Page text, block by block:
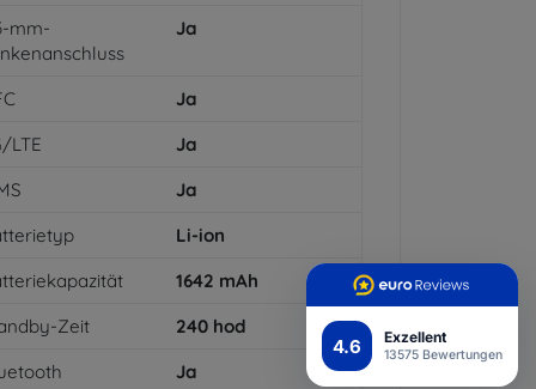
4.6 Exzellent
13575 Bewertungen
mm-
Ja
Ja
LTE
Ja
Ja
Li-ion
1642 mAh
Zeit
240 hod
Ja